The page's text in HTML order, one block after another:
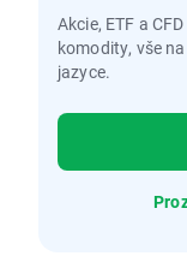
Akcie, ETF a
komodity, vše
jazyce.